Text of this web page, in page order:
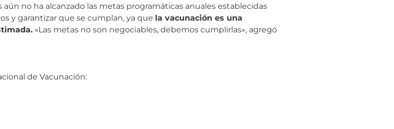
no ha alcanzado las metas programáticas anuales establecidas
y garantizar que se cumplan, ya que la vacunación es una
«Las metas no son negociables, debemos cumplirlas», agregó
de Vacunación: